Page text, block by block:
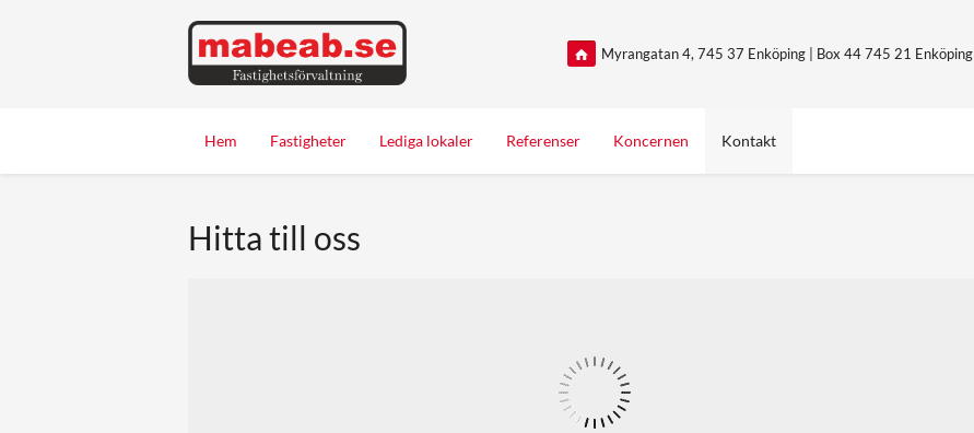
Myrangatan 4, 745 37 Enköping | Box 44 745 21 Enköping
Hem Fastigheter Lediga lokaler Referenser Koncernen Kontakt
Hitta till oss